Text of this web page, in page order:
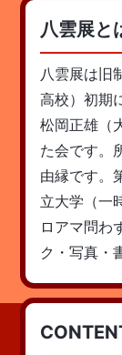
八雲展と
八雲展は旧
高校）初期
松岡正雄（
た会です。
由縁です。
立大学（一
ロアマ問わ
ク・写真・